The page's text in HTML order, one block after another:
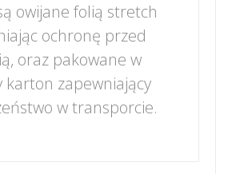
owijane folią stretch
ochronę przed
oraz pakowane w
karton zapewniający
w transporcie.